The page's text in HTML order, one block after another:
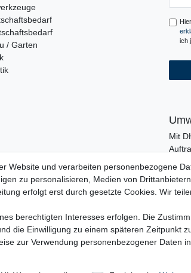
/ Garten
ich
Mit
In
den
Website und verarbeiten personenbezogene
zu personalisieren, Medien von
erfolgt erst durch gesetzte Cookies. Wir
berechtigten Interesses erfolgen. Die
die Einwilligung zu einem späteren Zeitpunkt
zur Verwendung personenbezogener Daten